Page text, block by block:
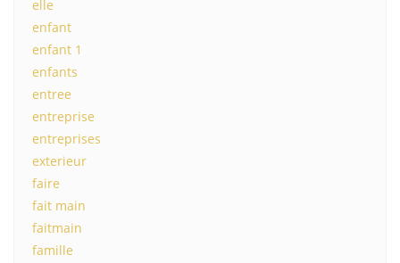
elle
enfant
enfant 1
enfants
entree
entreprise
entreprises
exterieur
faire
fait main
faitmain
famille